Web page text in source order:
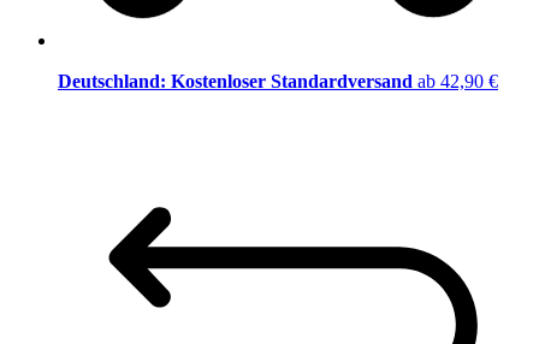
Deutschland: Kostenloser Standardversand ab 42,90 €